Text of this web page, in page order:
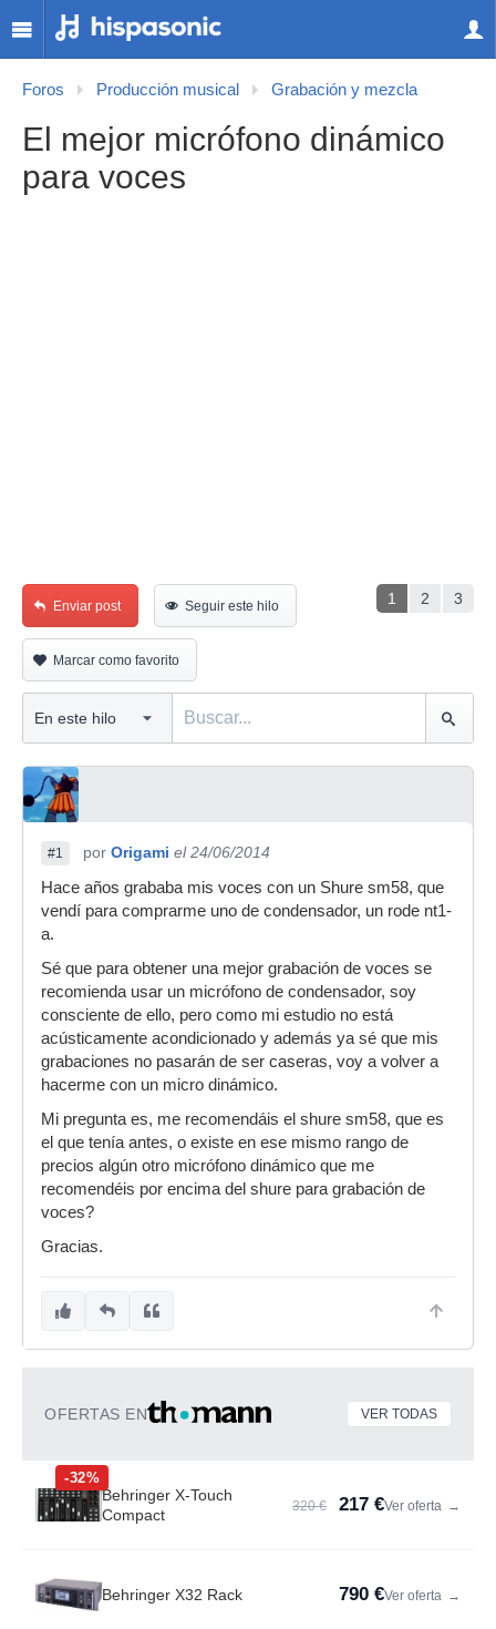
Foros Producción musical Grabación y mezcla
El mejor micrófono dinámico
para voces
1 2 3
Enviar post Seguir este hilo
Marcar como favorito
#1 por Origami el 24/06/2014
Hace años grababa mis voces con un Shure sm58, que
vendí para comprarme uno de condensador, un rode nt1-
a.
Sé que para obtener una mejor grabación de voces se
recomienda usar un micrófono de condensador, soy
consciente de ello, pero como mi estudio no está
acústicamente acondicionado y además ya sé que mis
grabaciones no pasarán de ser caseras, voy a volver a
hacerme con un micro dinámico.
Mi pregunta es, me recomendáis el shure sm58, que es
el que tenía antes, o existe en ese mismo rango de
precios algún otro micrófono dinámico que me
recomendéis por encima del shure para grabación de
voces?
Gracias.
OFERTAS EN VER TODAS
-32%
Behringer X-Touch
Compact
320 € 217 €Ver oferta →
Behringer X32 Rack 790 €Ver oferta →